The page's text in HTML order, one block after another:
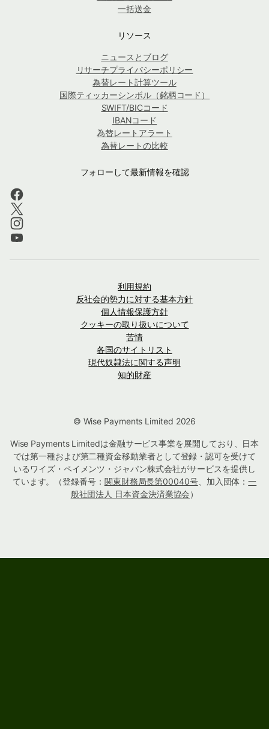
一括送金
リソース
ニュースとブログ
リサーチプライバシーポリシー
為替レート計算ツール
国際ティッカーシンボル（銘柄コード）
SWIFT/BICコード
IBANコード
為替レートアラート
為替レートの比較
フォローして最新情報を確認
利用規約
反社会的勢力に対する基本方針
個人情報保護方針
クッキーの取り扱いについて
苦情
各国のサイトリスト
現代奴隷法に関する声明
知的財産
© Wise Payments Limited 2026
Wise Payments Limitedは金融サービス事業を展開しており、日本
では第一種および第二種資金移動業者として登録・認可を受けて
いるワイズ・ペイメンツ・ジャパン株式会社がサービスを提供し
ています。（登録番号： 関東財務局長第00040号、加入団体：一
般社団法人 日本資金決済業協会）